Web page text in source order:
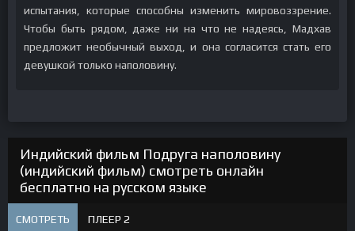
испытания, которые способны изменить мировоззрение.
Чтобы быть рядом, даже ни на что не надеясь, Мадхав
предложит необычный выход, и она согласится стать его
девушкой только наполовину.
Индийский фильм Подруга наполовину
(индийский фильм) смотреть онлайн
бесплатно на русском языке
СМОТРЕТЬ ПЛЕЕР 2